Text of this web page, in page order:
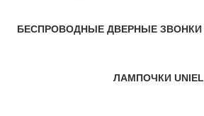
БЕСПРОВОДНЫЕ ДВЕРНЫЕ ЗВОНКИ
ЛАМПОЧКИ UNIEL